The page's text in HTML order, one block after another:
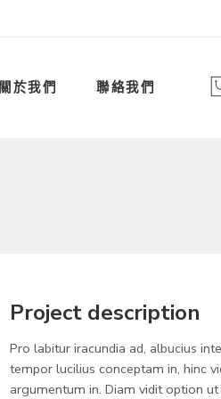
關於我們 聯絡我們
Project description
Pro labitur iracundia ad, albucius
tempor lucilius conceptam in, hinc
argumentum in. Diam vidit option